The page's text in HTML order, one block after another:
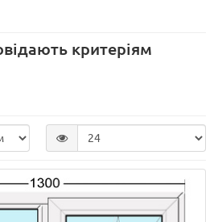
критеріям